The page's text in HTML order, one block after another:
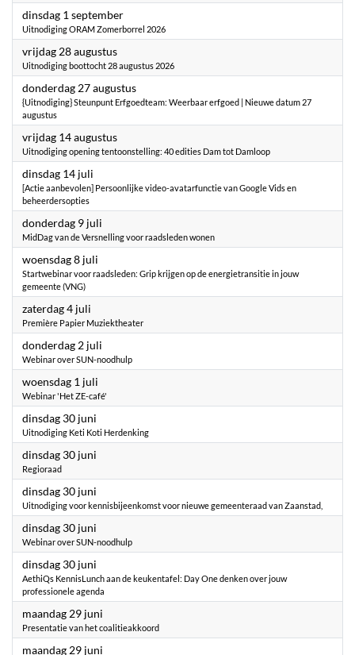
dinsdag 1 september2026
Uitnodiging ORAM Zomerborrel 2026
vrijdag 28 augustus2026
Uitnodiging boottocht 28 augustus 2026
donderdag 27 augustus2026
{Uitnodiging} Steunpunt Erfgoedteam: Weerbaar erfgoed | Nieuwe datum 27
augustus
vrijdag 14 augustus2026
Uitnodiging opening tentoonstelling: 40 edities Dam tot Damloop
dinsdag 14 juli
[Actie aanbevolen] Persoonlijke video-avatarfunctie van Google Vids en
beheerdersopties
donderdag 9 juli
MidDag van de Versnelling voor raadsleden wonen
woensdag 8 juli
Startwebinar voor raadsleden: Grip krijgen op de energietransitie in jouw
gemeente (VNG)
zaterdag 4 juli
Première Papier Muziektheater
donderdag 2 juli
Webinar over SUN-noodhulp
woensdag 1 juli
Webinar 'Het ZE-café'
dinsdag 30 juni
Uitnodiging Keti Koti Herdenking
dinsdag 30 juni
Regioraad
dinsdag 30 juni
Uitnodiging voor kennisbijeenkomst voor nieuwe gemeenteraad van Zaanstad,
dinsdag 30 juni
Webinar over SUN-noodhulp
dinsdag 30 juni
AethiQs KennisLunch aan de keukentafel: Day One denken over jouw
professionele agenda
maandag 29 juni
Presentatie van het coalitieakkoord
maandag 29 juni